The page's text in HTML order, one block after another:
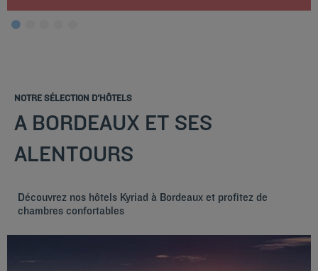
NOTRE SÉLECTION D'HÔTELS
A BORDEAUX ET SES
ALENTOURS
Découvrez nos hôtels Kyriad à Bordeaux et profitez de
chambres confortables